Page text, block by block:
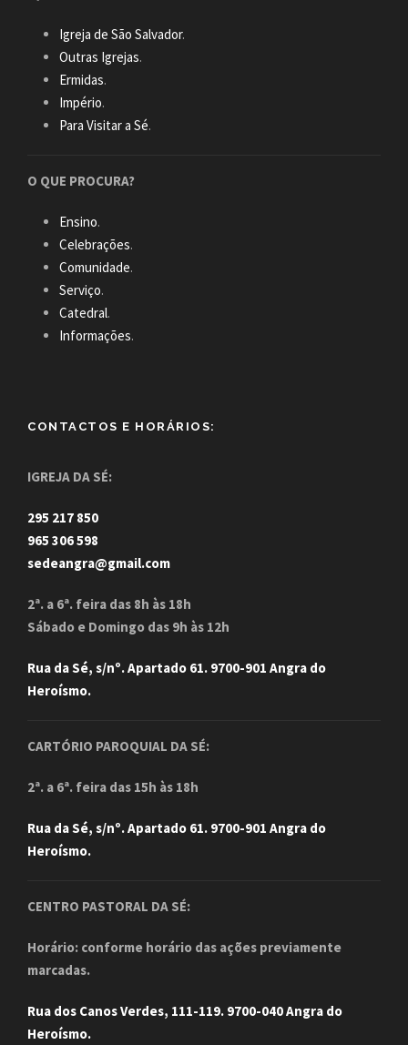
Igreja de São Salvador.
Outras Igrejas.
Ermidas.
Império.
Para Visitar a Sé.
O QUE PROCURA?
Ensino.
Celebrações.
Comunidade.
Serviço.
Catedral.
Informações.
CONTACTOS E HORÁRIOS:
IGREJA DA SÉ:
295 217 850
965 306 598
sedeangra@gmail.com
2ª. a 6ª. feira das 8h às 18h
Sábado e Domingo das 9h às 12h
Rua da Sé, s/nº. Apartado 61. 9700-901 Angra do
Heroísmo.
CARTÓRIO PAROQUIAL DA SÉ:
2ª. a 6ª. feira das 15h às 18h
Rua da Sé, s/nº. Apartado 61. 9700-901 Angra do
Heroísmo.
CENTRO PASTORAL DA SÉ:
Horário: conforme horário das ações previamente
marcadas.
Rua dos Canos Verdes, 111-119. 9700-040 Angra do
Heroísmo.